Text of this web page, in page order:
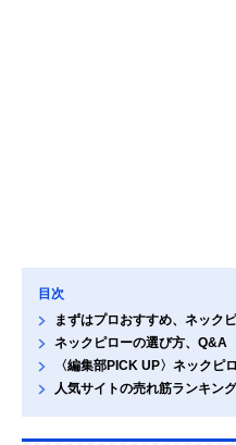
目次
まずはプロおすすめ、ネック
ネックピローの選び方、Q&A
〈編集部PICK UP〉ネックピ
人気サイトの売れ筋ランキン